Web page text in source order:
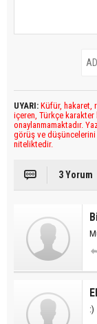
UYARI: Küfür, hakaret,
içeren, Türkçe karakter
onaylanmamaktadır.
görüş ve düşüncelerini
niteliktedir.
3 Yorum
:)